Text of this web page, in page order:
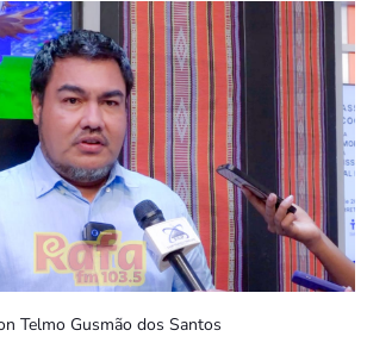
keyboard_arrow_down
Telmo Gusmão dos Santos